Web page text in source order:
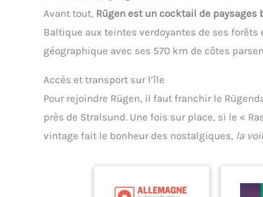
Avant tout, Rügen est un cocktail de paysages
Baltique aux teintes verdoyantes de ses
géographique avec ses 570 km de côtes
Accès et transport sur l’île
Pour rejoindre Rügen, il faut franchir le
près de Stralsund. Une fois sur place, si le «
vintage fait le bonheur des nostalgiques, la